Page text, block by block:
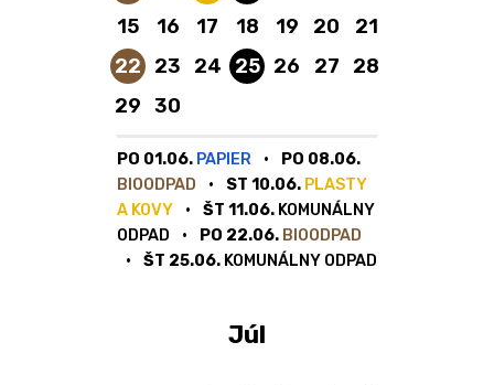
15
16 17 18 19 20
21
22
Bioodpad
23 24 25
Komunálny odpad
26 27
28
29 30
PO 01.06. PAPIER
PO 08.06.
BIOODPAD
ST 10.06. PLASTY
A KOVY
ŠT 11.06. KOMUNÁLNY
ODPAD
PO 22.06. BIOODPAD
ŠT 25.06. KOMUNÁLNY ODPAD
Júl